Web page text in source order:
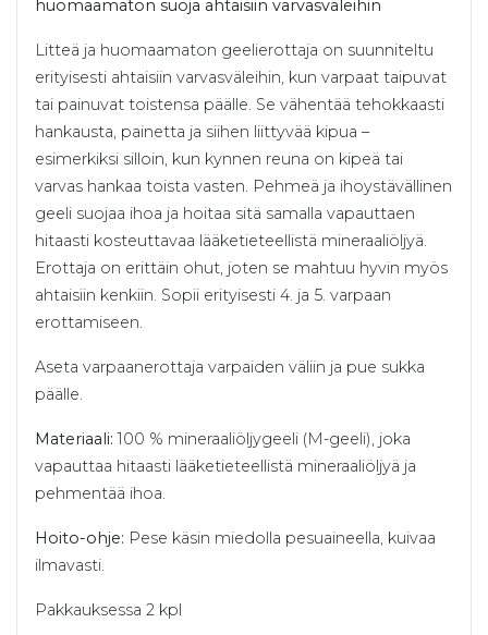
huomaamaton suoja ahtaisiin varvasväleihin
Litteä ja huomaamaton geelierottaja on suunniteltu
erityisesti ahtaisiin varvasväleihin, kun varpaat taipuvat
tai painuvat toistensa päälle. Se vähentää tehokkaasti
hankausta, painetta ja siihen liittyvää kipua –
esimerkiksi silloin, kun kynnen reuna on kipeä tai
varvas hankaa toista vasten. Pehmeä ja ihoystävällinen
geeli suojaa ihoa ja hoitaa sitä samalla vapauttaen
hitaasti kosteuttavaa lääketieteellistä mineraaliöljyä.
Erottaja on erittäin ohut, joten se mahtuu hyvin myös
ahtaisiin kenkiin. Sopii erityisesti 4. ja 5. varpaan
erottamiseen.
Aseta varpaanerottaja varpaiden väliin ja pue sukka
päälle.
Materiaali: 100 % mineraaliöljygeeli (M-geeli), joka
vapauttaa hitaasti lääketieteellistä mineraaliöljyä ja
pehmentää ihoa.
Hoito-ohje: Pese käsin miedolla pesuaineella, kuivaa
ilmavasti.
Pakkauksessa 2 kpl